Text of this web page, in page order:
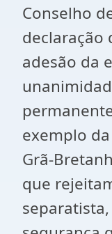
Conselho
declaração
adesão da
exemplo
Grã-
que